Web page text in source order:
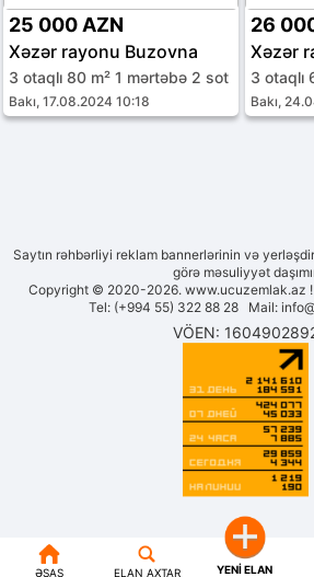
25 000 AZN
Xəzər rayonu Buzovna
3 otaqlı 80 m² 1 mərtəbə 2 sot
Bakı, 17.08.2024 10:18
26
Xəzər
Bakı,
ƏSAS ELAN AXTAR YENI ELAN
Saytın rəhbərliyi reklam bannerlərinin və
görə məsuliyyət
Copyright © 2020-2026. www.ucuzemlak.az !
Tel: (+994 55) 322 88 28 Mail:
VÖEN: